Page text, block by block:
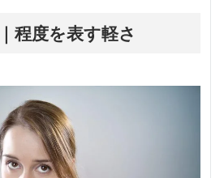
程度を表す軽さ